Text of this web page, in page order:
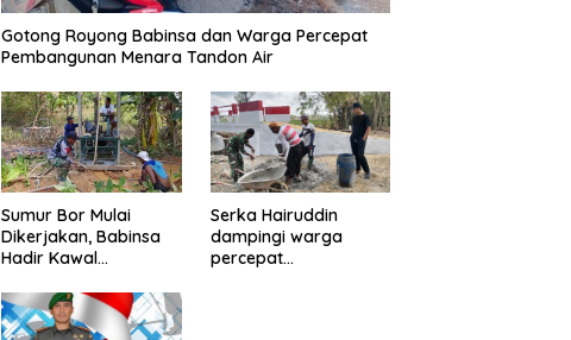
Gotong Royong Babinsa dan Warga Percepat
Pembangunan Menara Tandon Air
Sumur Bor Mulai
Dikerjakan, Babinsa
Hadir Kawal
Warga
Serka Hairuddin
dampingi warga
percepat